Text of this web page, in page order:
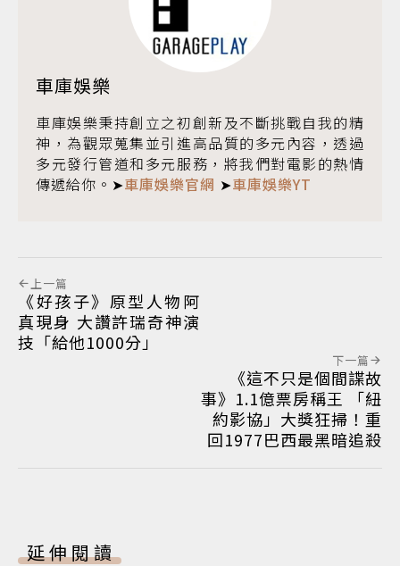
車庫娛樂
車庫娛樂秉持創立之初創新及不斷挑戰自我的精
神，為觀眾蒐集並引進高品質的多元內容，透過
多元發行管道和多元服務，將我們對電影的熱情
傳遞給你。➤車庫娛樂官網 ➤車庫娛樂YT
上一篇
《好孩子》原型人物阿
真現身 大讚許瑞奇神演
技「給他1000分」
下一篇
《這不只是個間諜故
事》1.1億票房稱王 「紐
約影協」大獎狂掃！重
回1977巴西最黑暗追殺
延伸閱讀